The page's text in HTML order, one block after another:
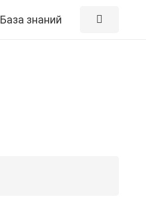
База знаний